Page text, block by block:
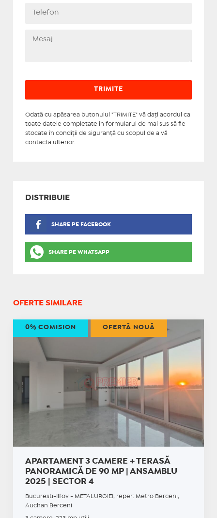
Odată cu apăsarea butonului "TRIMITE" vă daţi acordul ca
toate datele completate în formularul de mai sus să fie
stocate în condiţii de siguranţă cu scopul de a vă
contacta ulterior.
DISTRIBUIE
SHARE PE FACEBOOK
SHARE PE WHATSAPP
OFERTE SIMILARE
APARTAMENT 3 CAMERE + TERASĂ
PANORAMICĂ DE 90 MP | ANSAMBLU
2025 | SECTOR 4
Bucuresti-Ilfov - METALURGIEI, reper: Metro Berceni,
Auchan Berceni
0% COMISION OFERTĂ NOUĂ